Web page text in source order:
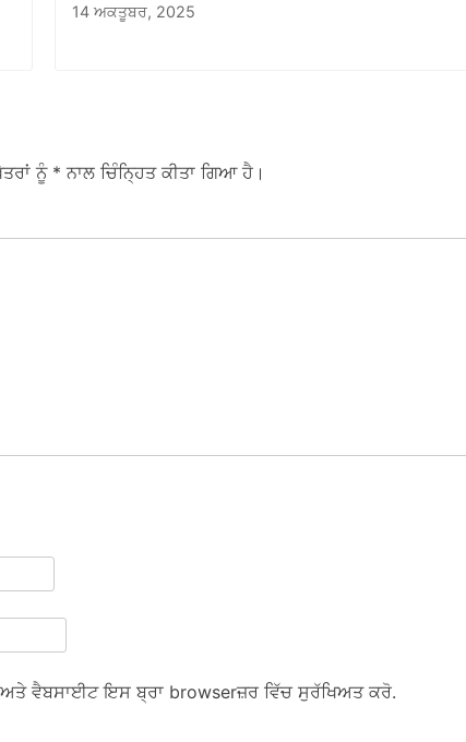
14 ਅਕਤੂਬਰ, 2025
ਨੂੰ * ਨਾਲ ਚਿੰਨ੍ਹਿਤ ਕੀਤਾ ਗਿਆ ਹੈ।
ਅਤੇ ਵੈਬਸਾਈਟ ਇਸ ਬ੍ਰਾ browserਜ਼ਰ ਵਿੱਚ ਸੁਰੱਖਿਅਤ ਕਰੋ.